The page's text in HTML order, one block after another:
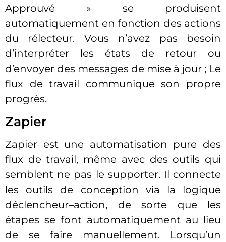
Approuvé » se produisent
automatiquement en fonction des actions
du rélecteur. Vous n’avez pas besoin
d’interpréter les états de retour ou
d’envoyer des messages de mise à jour ; Le
flux de travail communique son propre
progrès.
Zapier
Zapier est une automatisation pure des
flux de travail, même avec des outils qui
semblent ne pas le supporter. Il connecte
les outils de conception via la logique
déclencheur–action, de sorte que les
étapes se font automatiquement au lieu
de se faire manuellement. Lorsqu’un